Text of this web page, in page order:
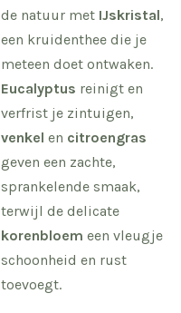
de natuur met IJskristal,
een kruidenthee die je
meteen doet ontwaken.
Eucalyptus reinigt en
verfrist je zintuigen,
venkel en citroengras
geven een zachte,
sprankelende smaak,
terwijl de delicate
korenbloem een vleugje
schoonheid en rust
toevoegt.